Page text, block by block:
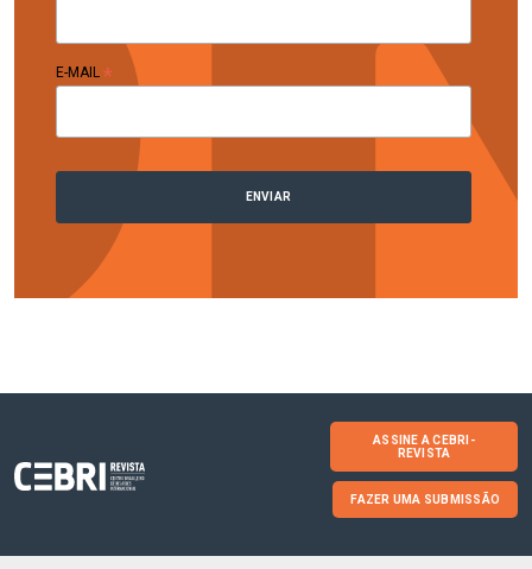
E-MAIL *
ASSINE A CEBRI-
REVISTA
FAZER UMA SUBMISSÃO